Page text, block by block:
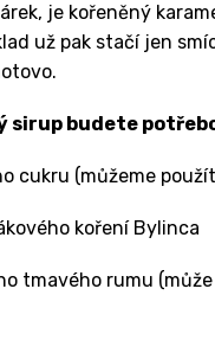
je kořeněný
už pak stačí jen
sirup budete
cukru (můžeme
koření Bylinca
tmavého rumu